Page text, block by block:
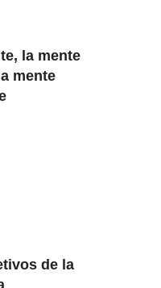
la mente
mente
de la